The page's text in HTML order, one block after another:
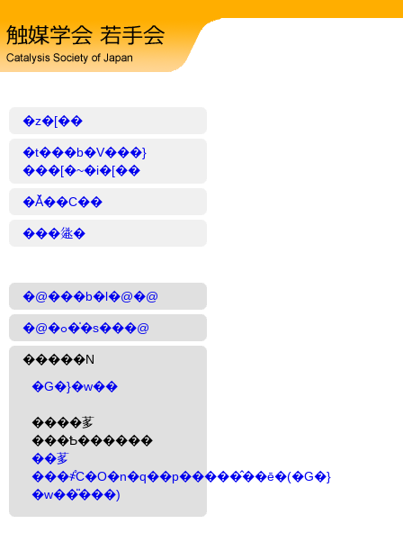
�z�[��
�t���b�V���}
���[�~�i�[��
�Ă̌��C��
���𗬉�
�@���b�l�@�@
�@�ߋ��̍s���@
�����N
�G�}�w��
����茤
���Ҍ������
��茤
���҂̊C�O�n�q��p�����̂��ē�(�G�}
�w��̎���)